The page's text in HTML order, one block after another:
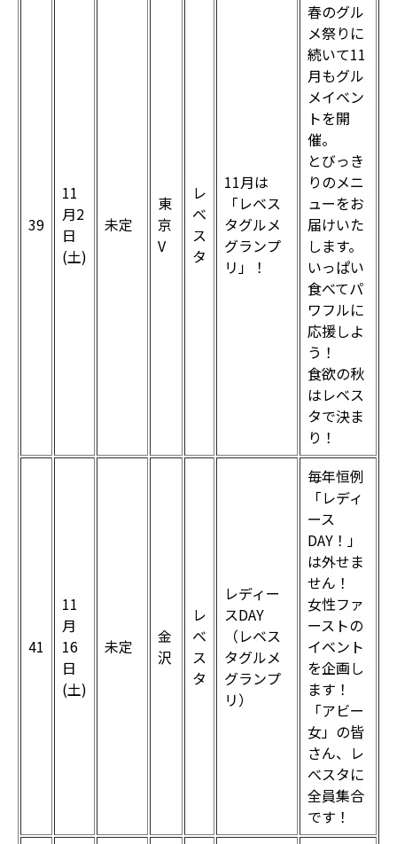
39
11
月2
日
(土)
未定
東
京
V
レ
ベ
ス
タ
11月は
「レベス
タグルメ
グランプ
リ」！
春のグル
メ祭りに
続いて11
月もグル
メイベン
トを開
催。
とびっき
りのメニ
ューをお
届けいた
します。
いっぱい
食べてパ
ワフルに
応援しよ
う！
食欲の秋
はレベス
タで決ま
り！
41
11
月
16
日
(土)
未定
金
沢
レ
ベ
ス
タ
レディー
スDAY
（レベス
タグルメ
グランプ
リ）
毎年恒例
「レディ
ース
DAY！」
は外せま
せん！
女性ファ
ーストの
イベント
を企画し
ます！
「アビー
女」の皆
さん、レ
べスタに
全員集合
です！